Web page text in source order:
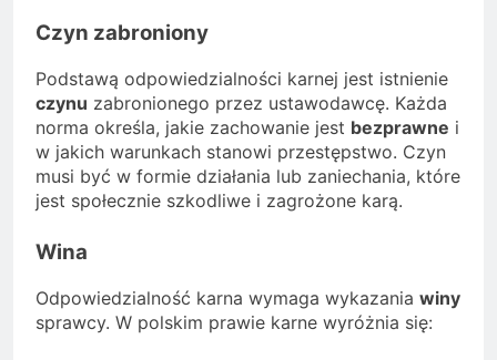
Czyn zabroniony
Podstawą odpowiedzialności karnej jest istnienie
czynu zabronionego przez ustawodawcę. Każda
norma określa, jakie zachowanie jest bezprawne i
w jakich warunkach stanowi przestępstwo. Czyn
musi być w formie działania lub zaniechania, które
jest społecznie szkodliwe i zagrożone karą.
Wina
Odpowiedzialność karna wymaga wykazania winy
sprawcy. W polskim prawie karne wyróżnia się: